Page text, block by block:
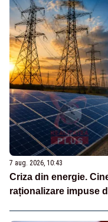
7 aug. 2026, 10:43
Criza din energie.
raționalizare impuse